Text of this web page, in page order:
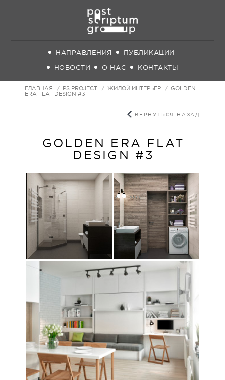
НАПРАВЛЕНИЯ ПУБЛИКАЦИИ
НОВОСТИ О НАС КОНТАКТЫ
ГЛАВНАЯ PS PROJECT ЖИЛОЙ ИНТЕРЬЕР
GOLDEN
ERA FLAT DESIGN #3
ВЕРНУТЬСЯ НАЗАД
GOLDEN ERA FLAT
DESIGN #3